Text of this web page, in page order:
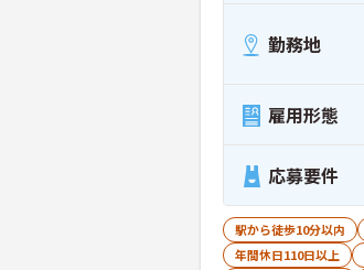
勤務地
雇用形態
応募要件
駅から徒歩10分以内
年間休日110日以上